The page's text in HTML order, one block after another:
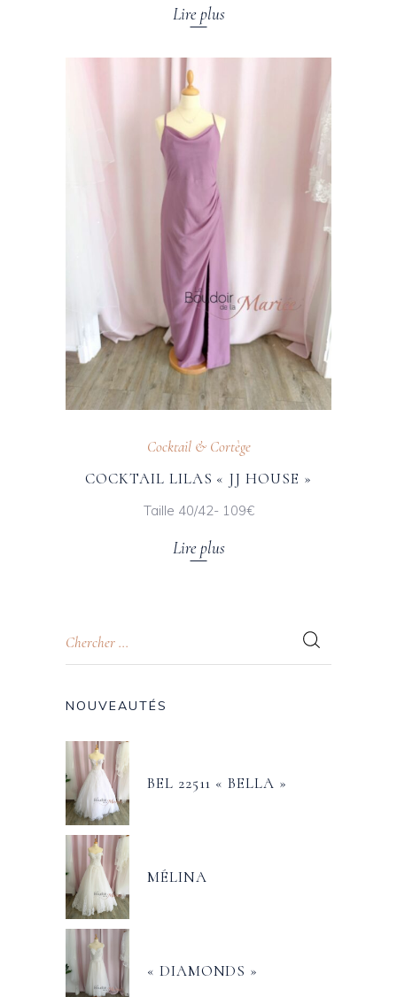
Lire plus
Cocktail & Cortège
COCKTAIL LILAS « JJ HOUSE »
Taille 40/42- 109€
Lire plus
NOUVEAUTÉS
BEL 22511 « BELLA »
MÉLINA
« DIAMONDS »